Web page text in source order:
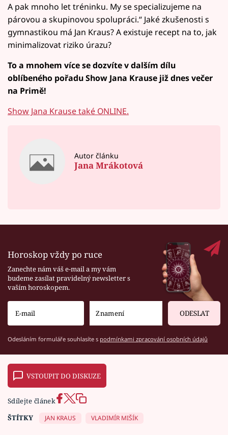
A pak mnoho let tréninku. My se specializujeme na
párovou a skupinovou spolupráci.“ Jaké zkušenosti s
gymnastikou má Jan Kraus? A existuje recept na to, jak
minimalizovat riziko úrazu?
To a mnohem více se dozvíte v dalším dílu
oblíbeného pořadu Show Jana Krause již dnes večer
na Primě!
Show Jana Krause také ONLINE.
Autor článku
Jana Mrákotová
Horoskop vždy po ruce
Zanechte nám váš e-mail a my vám
budeme zasílat pravidelný newsletter s
vaším horoskopem.
ODESLAT
Odesláním formuláře souhlasíte s podmínkami zpracování osobních údajů
VSTOUPIT DO DISKUZE
Sdílejte článek
ŠTÍTKY
JAN KRAUS VLADIMÍR MIŠÍK